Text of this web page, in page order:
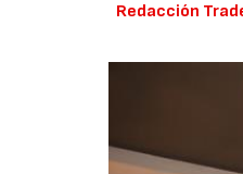
Redacción